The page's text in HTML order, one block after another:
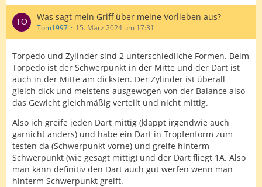
Was sagt mein Griff über meine Vorlieben aus?
Tom1997 15. März 2024 um 17:31
Torpedo und Zylinder sind 2 unterschiedliche Formen. Beim
Torpedo ist der Schwerpunkt in der Mitte und der Dart ist
auch in der Mitte am dicksten. Der Zylinder ist überall
gleich dick und meistens ausgewogen von der Balance also
das Gewicht gleichmäßig verteilt und nicht mittig.
Also ich greife jeden Dart mittig (klappt irgendwie auch
garnicht anders) und habe ein Dart in Tropfenform zum
testen da (Schwerpunkt vorne) und greife hinterm
Schwerpunkt (wie gesagt mittig) und der Dart fliegt 1A. Also
man kann definitiv den Dart auch gut werfen wenn man
hinterm Schwerpunkt greift.